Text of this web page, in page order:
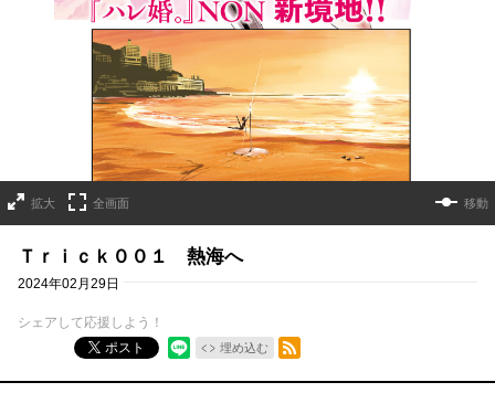
拡大 全画面 移動
Ｔｒｉｃｋ００１ 熱海へ
2024年02月29日
シェアして応援しよう！
ポスト
埋め込む
RSSフィード